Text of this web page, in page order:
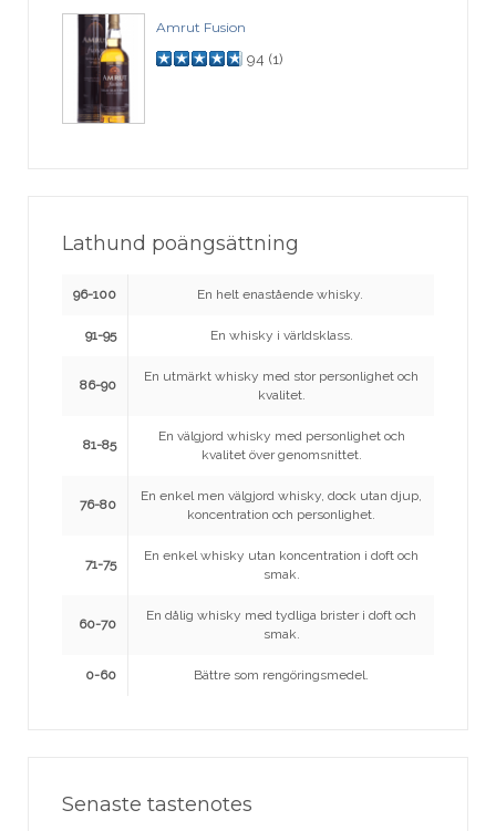
Amrut Fusion
94 (1)
Lathund poängsättning
96-100 En helt enastående whisky.
91-95 En whisky i världsklass.
86-90
En utmärkt whisky med stor personlighet och
kvalitet.
81-85
En välgjord whisky med personlighet och
kvalitet över genomsnittet.
76-80
En enkel men välgjord whisky, dock utan djup,
koncentration och personlighet.
71-75
En enkel whisky utan koncentration i doft och
smak.
60-70
En dålig whisky med tydliga brister i doft och
smak.
0-60 Bättre som rengöringsmedel.
Senaste tastenotes